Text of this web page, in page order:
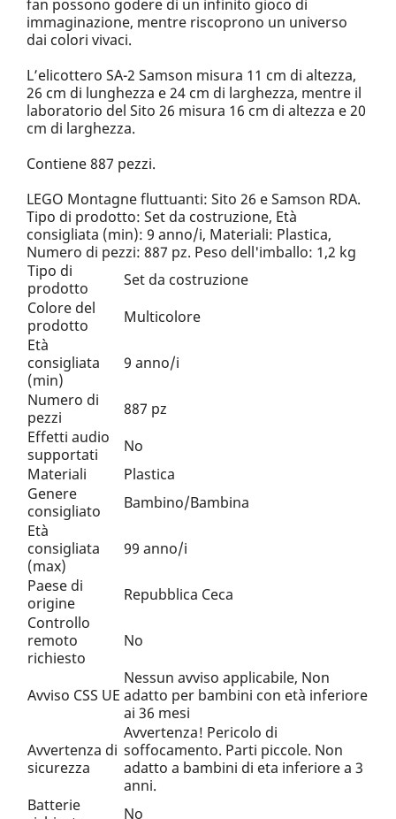
fan possono godere di un infinito gioco di
immaginazione, mentre riscoprono un universo
dai colori vivaci.
L’elicottero SA-2 Samson misura 11 cm di altezza,
26 cm di lunghezza e 24 cm di larghezza, mentre il
laboratorio del Sito 26 misura 16 cm di altezza e 20
cm di larghezza.
Contiene 887 pezzi.
LEGO Montagne fluttuanti: Sito 26 e Samson RDA.
Tipo di prodotto: Set da costruzione, Età
consigliata (min): 9 anno/i, Materiali: Plastica,
Numero di pezzi: 887 pz. Peso dell'imballo: 1,2 kg
Tipo di
prodotto
Set da costruzione
Colore del
prodotto
Multicolore
Età
consigliata
(min)
9 anno/i
Numero di
pezzi
887 pz
Effetti audio
supportati
No
Materiali
Plastica
Genere
consigliato
Bambino/Bambina
Età
consigliata
(max)
99 anno/i
Paese di
origine
Repubblica Ceca
Controllo
remoto
richiesto
No
Avviso CSS UE
Nessun avviso applicabile, Non
adatto per bambini con età inferiore
ai 36 mesi
Avvertenza di
sicurezza
Avvertenza! Pericolo di
soffocamento. Parti piccole. Non
adatto a bambini di eta inferiore a 3
anni.
Batterie
No